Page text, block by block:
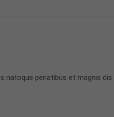
natoque penatibus et magnis